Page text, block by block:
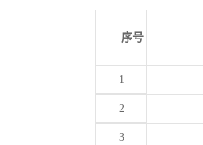
序号
1
2
3